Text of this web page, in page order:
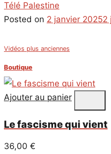
Télé Palestine
Posted on 2 janvier 20252
Navigation
articles
Boutique
Ajouter au panier
Le fascisme qui vient
36,00 €